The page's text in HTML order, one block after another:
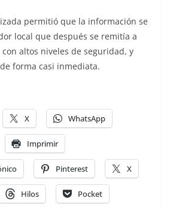
permitió que la información se
local que después se remitía a
altos niveles de seguridad, y
forma casi inmediata.
X WhatsApp
Imprimir
Pinterest X
Hilos Pocket